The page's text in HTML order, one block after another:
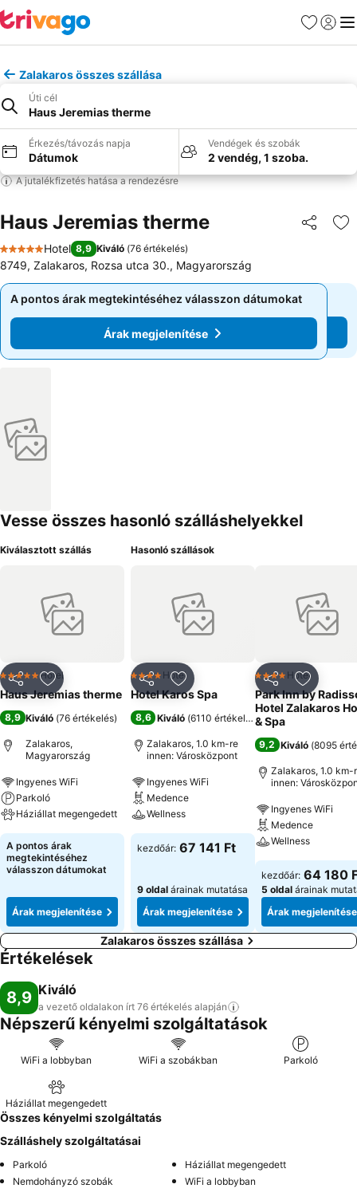
Kedvencek
Zalakaros összes szállása
Úti cél
Haus Jeremias therme
Érkezés/távozás napja
Dátumok
Vendégek és szobák
2 vendég, 1 szoba.
A jutalékfizetés hatása a rendezésre
Haus Jeremias therme
5 Kategória
Hotel 8,9 Kiváló (76 értékelés)
8749, Zalakaros, Rozsa utca 30., Magyarország
A pontos árak megtekintéséhez válasszon dátumokat
Árak megjelenítése
A pontos árak megtekintéséhez válasszon dátumokat
Árak megjelenítése
Vesse összes hasonló szálláshelyekkel
Kiválasztott szállás
MegosztásHozzáadás a kedvencekhez
5 KategóriaHotel
Haus Jeremias therme
8,9 Kiváló (76 értékelés)
Zalakaros,
Magyarország
Ingyenes WiFi
Parkoló
Háziállat megengedett
A pontos árak
megtekintéséhez
válasszon dátumokat
Árak megjelenítése
Hasonló szállások
MegosztásHozzáadás a kedvencekhez
4 Kategória
Hotel
Hotel Karos Spa
8,6 Kiváló (6110 értékelés)
Zalakaros, 1.0 km-re
innen: Városközpont
Ingyenes WiFi
Medence
Wellness
kezdőár: 67 141 Ft
9 oldal árainak mutatása
Árak megjelenítése
Megosztás
4 Kategória
Hotel
Park Inn by
Hotel Zalakaros
& Spa
9,2 Kiváló (8095
Zalakaros, 1.0 km-
innen:
Ingyenes WiFi
Medence
Wellness
kezdőár: 64 180
5 oldal árainak
Árak megjelenítése
Zalakaros összes szállása
Értékelések
8,9 Kiváló
a vezető oldalakon írt 76 értékelés alapján
Népszerű kényelmi szolgáltatások
WiFi a lobbyban WiFi a szobákban Parkoló
Háziállat megengedett
Összes kényelmi szolgáltatás
Szálláshely szolgáltatásai
Parkoló
Háziállat megengedett
Nemdohányzó szobák
WiFi a lobbyban